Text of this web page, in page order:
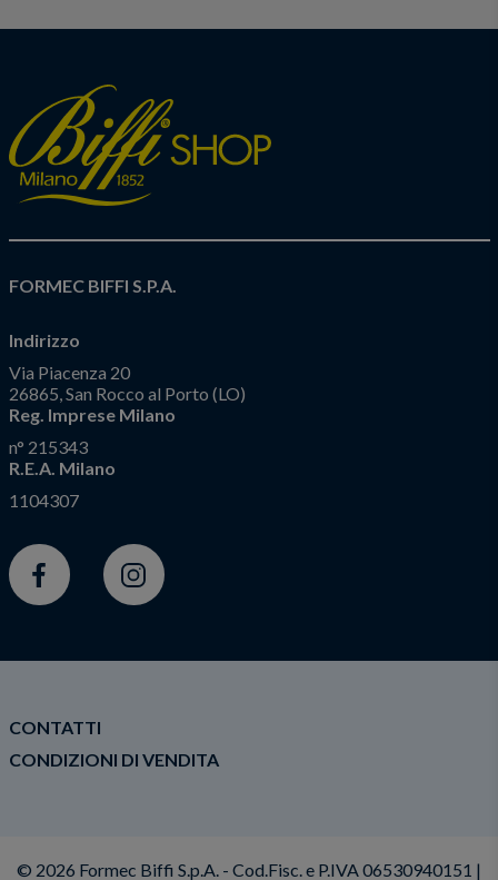
FORMEC BIFFI S.P.A.
Indirizzo
Via Piacenza 20
26865, San Rocco al Porto (LO)
Reg. Imprese Milano
n° 215343
R.E.A. Milano
1104307
Facebook Instagram
CONTATTI
CONDIZIONI DI VENDITA
© 2026 Formec Biffi S.p.A. - Cod.Fisc. e P.IVA 06530940151 |